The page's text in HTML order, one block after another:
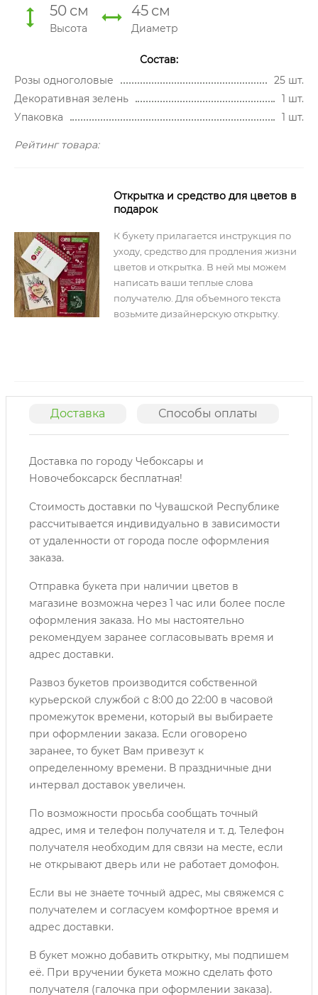
50 см
Высота
45 см
Диаметр
Состав:
Розы одноголовые
25 шт.
Декоративная зелень
1 шт.
Упаковка
1 шт.
Рейтинг товара:
Открытка и средство для цветов в
подарок
К букету прилагается инструкция по
уходу, средство для продления жизни
цветов и открытка. В ней мы можем
написать ваши теплые слова
получателю. Для объемного текста
возьмите дизайнерскую открытку.
Доставка Способы оплаты
Доставка по городу Чебоксары и
Новочебоксарск бесплатная!
Стоимость доставки по Чувашской Республике
рассчитывается индивидуально в зависимости
от удаленности от города после оформления
заказа.
Отправка букета при наличии цветов в
магазине возможна через 1 час или более после
оформления заказа. Но мы настоятельно
рекомендуем заранее согласовывать время и
адрес доставки.
Развоз букетов производится собственной
курьерской службой с 8:00 до 22:00 в часовой
промежуток времени, который вы выбираете
при оформлении заказа. Если оговорено
заранее, то букет Вам привезут к
определенному времени. В праздничные дни
интервал доставок увеличен.
По возможности просьба сообщать точный
адрес, имя и телефон получателя и т. д. Телефон
получателя необходим для связи на месте, если
не открывают дверь или не работает домофон.
Если вы не знаете точный адрес, мы свяжемся с
получателем и согласуем комфортное время и
адрес доставки.
В букет можно добавить открытку, мы подпишем
её. При вручении букета можно сделать фото
получателя (галочка при оформлении заказа).